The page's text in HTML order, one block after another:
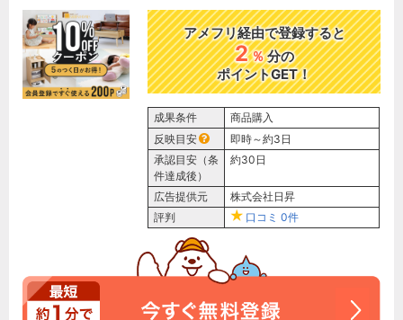
アメフリ経由で登録すると
2％分の
ポイントGET！
成果条件
商品購入
反映目安
即時～約3日
承認目安（条
件達成後）
約30日
広告提供元
株式会社日昇
評判
口コミ 0件